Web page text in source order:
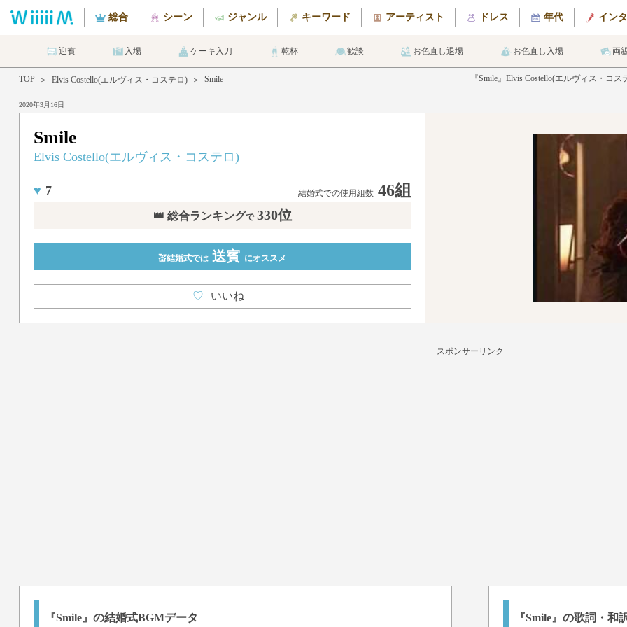
総合 シーン ジャンル キーワード アーティスト ドレス 年代 イン
迎賓 入場 ケーキ入刀 乾杯 歓談 お色直し退場 お色直し入場 両
TOP ＞ Elvis Costello(エルヴィス・コステロ) ＞ Smile
2020年3月16日
『Smile』Elvis Costello(エルヴィス・
Smile
Elvis Costello(エルヴィス・コステロ)
♥ 7 結婚式での使用組数 46組
👑 総合ランキングで 330位
💒結婚式では 送賓 にオススメ
♡ いいね
スポンサーリンク
『Smile』の結婚式BGMデータ 『Smile』の歌詞・和